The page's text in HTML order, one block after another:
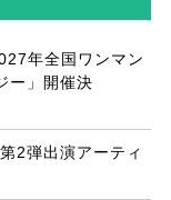
年全国ワンマン
ー」開催決
2弾出演アーティ